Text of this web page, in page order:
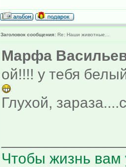
Заголовок сообщения: Re: Наши животные...
Марфа
ой!!!! у тебя
Глухой,
Чтобы жизнь вам